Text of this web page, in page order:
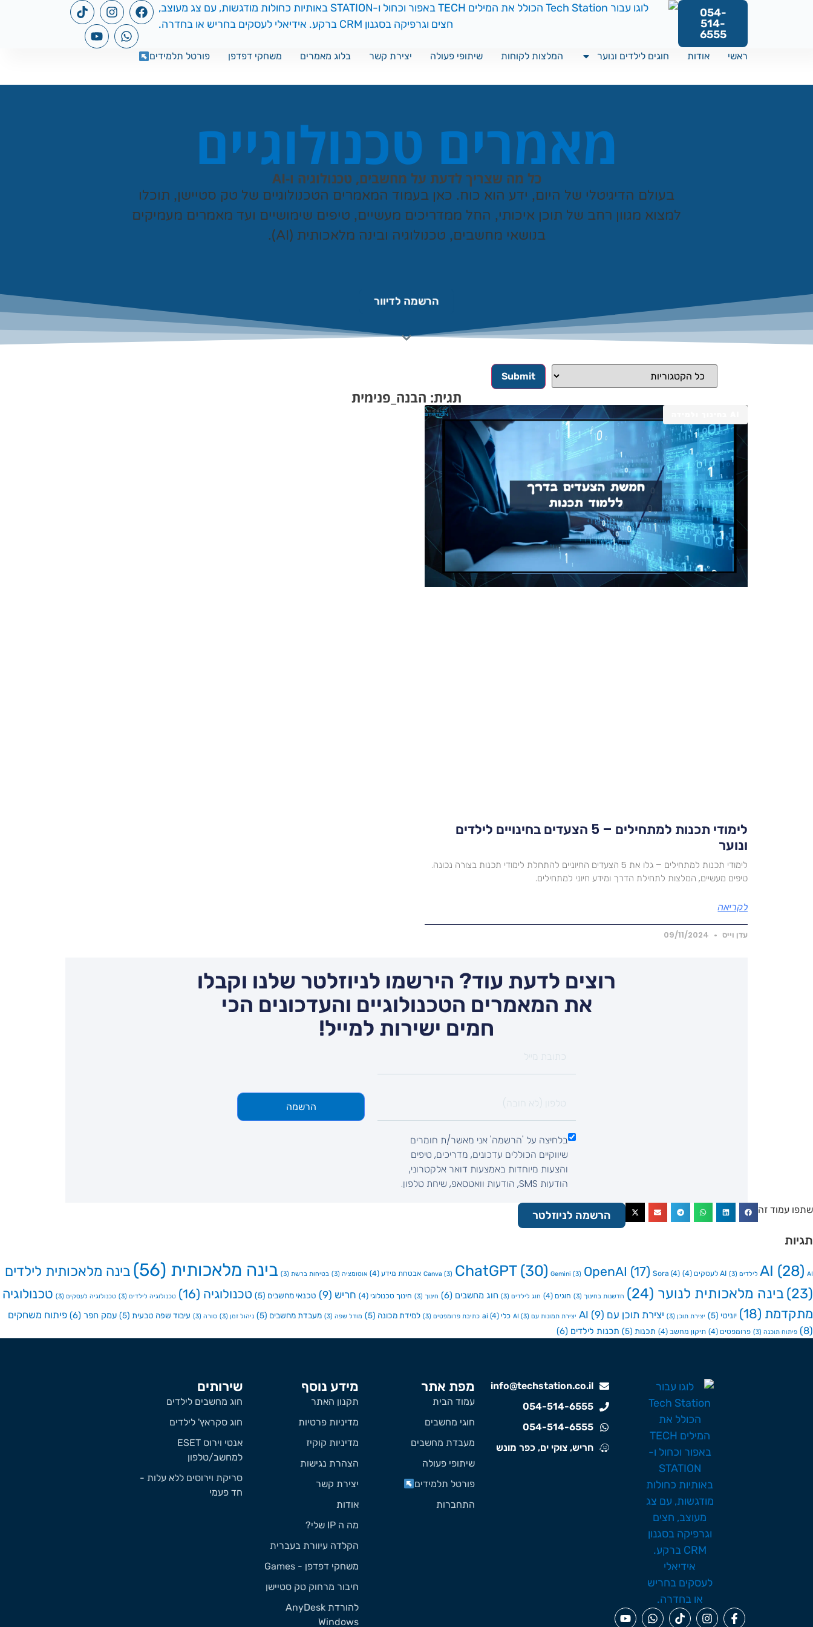
054-
514-
6555
ראשי אודות חוגים לילדים ונוער המלצות לקוחות שיתופי פעולה יצירת קשר בלוג מאמרים משחקי דפדפן פורטל תלמידים
מאמרים טכנולוגיים
כל מה שצריך לדעת על מחשבים, טכנולוגיה ו-AI
בעולם הדיגיטלי של היום, ידע הוא כוח. כאן בעמוד המאמרים הטכנולוגיים של טק סטיישן, תוכלו
למצוא מגוון רחב של תוכן איכותי, החל ממדריכים מעשיים, טיפים שימושיים ועד מאמרים מעמיקים
בנושאי מחשבים, טכנולוגיה ובינה מלאכותית (AI).
הרשמה לדיוור
תגית: הבנה_פנימית
לימודי תכנות למתחילים – 5 הצעדים בחינויים לילדים
ונוער
לימודי תכנות למתחילים – גלו את 5 הצעדים החיוניים להתחלת לימודי תכנות בצורה נכונה.
טיפים מעשיים, המלצות לתחילת הדרך ומידע חיוני למתחילים.
לקריאה
עדן וייס
רוצים לדעת עוד? הירשמו לניוזלטר שלנו וקבלו
את המאמרים הטכנולוגיים והעדכונים הכי
חמים ישירות למייל!
בלחיצה על 'הרשמה' אני מאשר/ת חומרים
שיווקיים הכוללים עדכונים, מדריכים, טיפים
והצעות מיוחדות באמצעות דואר אלקטרוני,
הודעות SMS, הודעות וואטסאפ, שיחת טלפון.
הרשמה
שתפו עמוד זה הרשמה לניוזלטר
תגיות
AI (28) AI לילדים (3) AI לעסקים (4)
Canva (3) ChatGPT(30) Gemini (3) OpenAI (17) Sora (4) אבטחת מידע (4) אוטומציה (3) בטיחות ברשת (3) בינה מלאכותית (56)
בינה מלאכותית לילדים
(23)
בינה מלאכותית לנוער (24) חדשנות בחינוך (3) חוגים (4) חוג לילדים (3) חוג מחשבים (6) חינוך (3) חינוך טכנולוגי (4) חריש (9) טכנאי מחשבים (5) טכנולוגיה (16) טכנולוגיה לילדים (3) טכנולוגיה לעסקים (3)
טכנולוגיה
מתקדמת (18) יוניטי (5) יצירת תוכן (3) יצירת תוכן עם AI (9) יצירת תמונות עם AI (3) כלי ai (4) כתיבת פרומפטים (3) למידת מכונה (5) מודל שפה (3) מעבדת מחשבים (5) ניהול זמן (3) סורה (3) עיבוד שפה טבעית (5) עמק חפר (6)
פיתוח משחקים
(8)
פיתוח תוכנה (3) פרומפטים (4) תיקון מחשב (4) תכנות (5) תכנות לילדים (6)
info@techstation.co.il
054-514-6555
054-514-6555
חריש, צוקי ים, כפר מונש
מפת אתר
עמוד הבית
חוגי מחשבים
מעבדת מחשבים
שיתופי פעולה
פורטל תלמידים
התחברות
מידע נוסף
תקנון האתר
מדיניות פרטיות
מדיניות קוקיז
הצהרת נגישות
יצירת קשר
אודות
מה ה IP שלי?
הקלדה עיוורת בעברית
משחקי דפדפן - Games
חיבור מרחוק טק סטיישן
להורדת AnyDesk
Windows
שירותים
חוג מחשבים לילדים
חוג סקראץ' לילדים
אנטי וירוס ESET
למחשב/טלפון
סריקת וירוסים ללא עלות -
חד פעמי